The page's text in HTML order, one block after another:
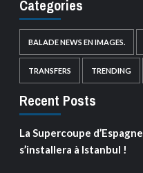
Categories
BALADE NEWS EN IMAGES.
TRANSFERS TRENDING
Recent Posts
La Supercoupe
s’installera à Istanbul !